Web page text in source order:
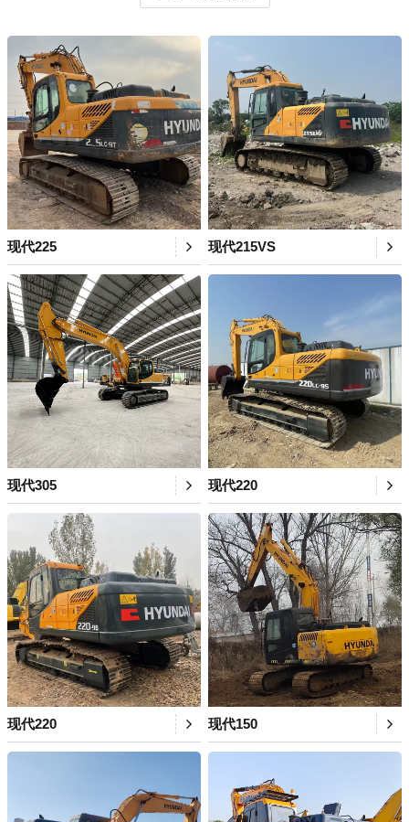
现代225 现代215VS
现代305 现代220
现代220 现代150